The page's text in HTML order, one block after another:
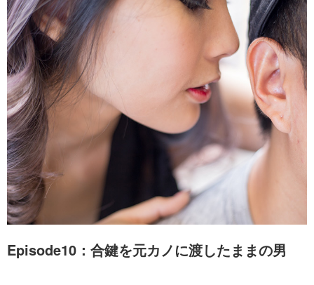
Episode10：合鍵を元カノに渡したままの男